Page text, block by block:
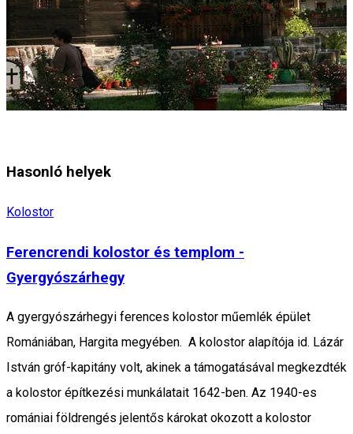
Hasonló helyek
Kolostor
Ferencrendi kolostor és templom -
Gyergyószárhegy
A gyergyószárhegyi ferences kolostor műemlék épület
Romániában, Hargita megyében. A kolostor alapítója id. Lázár
István gróf-kapitány volt, akinek a támogatásával megkezdték
a kolostor építkezési munkálatait 1642-ben. Az 1940-es
romániai földrengés jelentős károkat okozott a kolostor